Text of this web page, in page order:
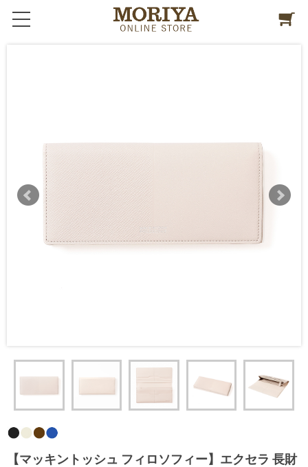
【マッキントッシュ フィロソフィー】エクセラ 長財